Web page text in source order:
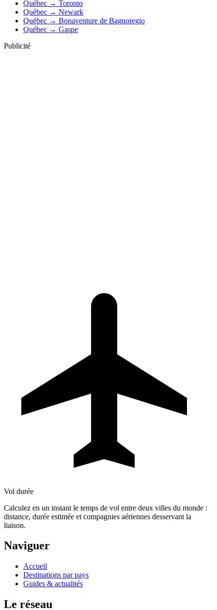
Québec → Toronto
Québec → Newark
Québec → Bonaventure de Bagnoregio
Québec → Gaspe
Publicité
Vol durée
Calculez en un instant le temps de vol entre deux villes du monde :
distance, durée estimée et compagnies aériennes desservant la
liaison.
Naviguer
Accueil
Destinations par pays
Guides & actualités
Le réseau